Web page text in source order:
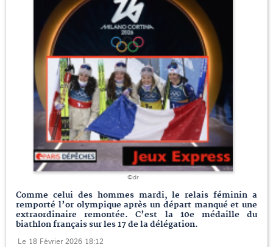
©dr
Comme celui des hommes mardi, le relais féminin a
remporté l’or olympique après un départ manqué et une
extraordinaire remontée. C’est la 10e médaille du
biathlon français sur les 17 de la délégation.
Le 18 Février 2026 18:12